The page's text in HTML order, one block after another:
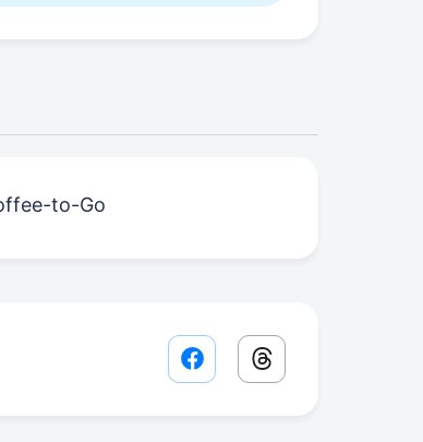
to-Go
Facebook share link
Threads share link